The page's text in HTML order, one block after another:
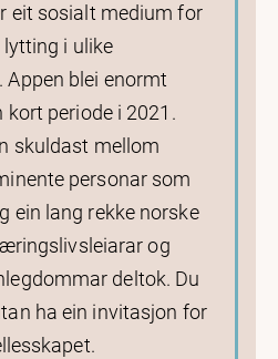
eit sosialt medium for
i ulike
blei enormt
periode i 2021.
skuldast mellom
personar som
ein lang rekke norske
og
deltok. Du
ha ein invitasjon for